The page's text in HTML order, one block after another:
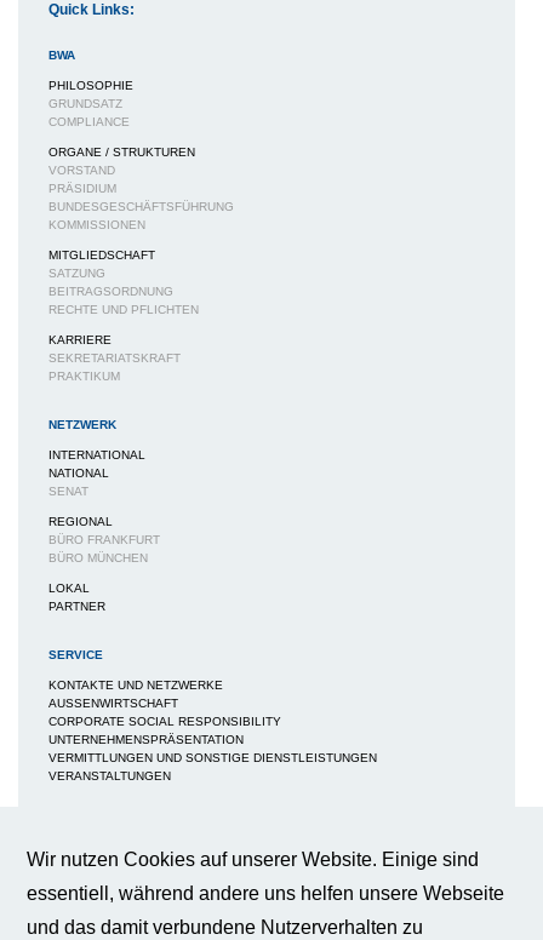
Quick Links:
BWA
PHILOSOPHIE
GRUNDSATZ
COMPLIANCE
ORGANE / STRUKTUREN
VORSTAND
PRÄSIDIUM
BUNDESGESCHÄFTSFÜHRUNG
KOMMISSIONEN
MITGLIEDSCHAFT
SATZUNG
BEITRAGSORDNUNG
RECHTE UND PFLICHTEN
KARRIERE
SEKRETARIATSKRAFT
PRAKTIKUM
NETZWERK
INTERNATIONAL
NATIONAL
SENAT
REGIONAL
BÜRO FRANKFURT
BÜRO MÜNCHEN
LOKAL
PARTNER
SERVICE
KONTAKTE UND NETZWERKE
AUSSENWIRTSCHAFT
CORPORATE SOCIAL RESPONSIBILITY
UNTERNEHMENSPRÄSENTATION
VERMITTLUNGEN UND SONSTIGE DIENSTLEISTUNGEN
VERANSTALTUNGEN
NEWS / BERICHTE / ARTIKEL
BROSCHÜREN
FAQS
Wir nutzen Cookies auf unserer Website. Einige sind
essentiell, während andere uns helfen unsere Webseite
und das damit verbundene Nutzerverhalten zu